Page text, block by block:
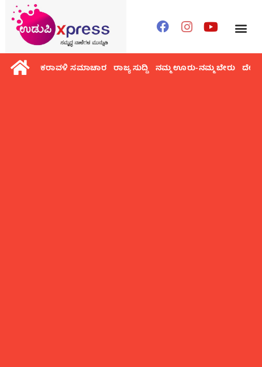
ಕರಾವಳಿ ಸಮಾಚಾರ ರಾಜ್ಯ ಸುದ್ದಿ ನಮ್ಮ ಊರು-ನಮ್ಮ ಬೇರು ದೇಶ